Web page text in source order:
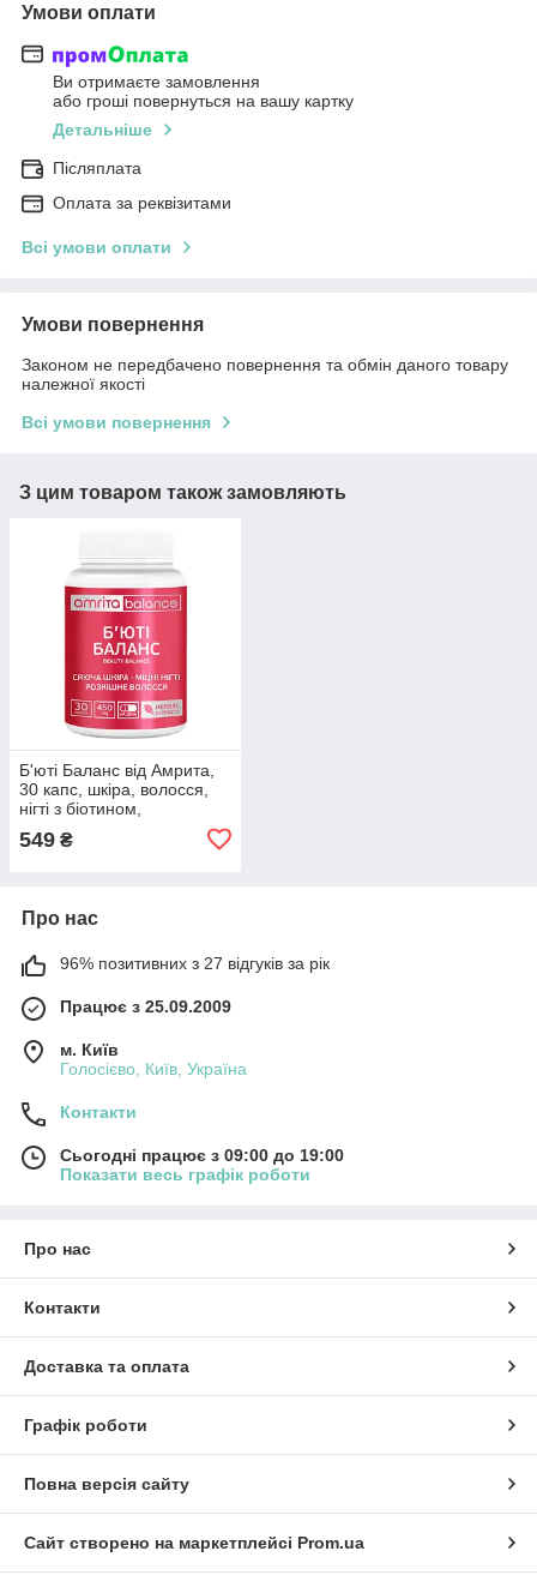
Умови оплати
Ви отримаєте замовлення
або гроші повернуться на вашу картку
Детальніше
Післяплата
Оплата за реквізитами
Всі умови оплати
Умови повернення
Законом не передбачено повернення та обмін даного товару
належної якості
Всі умови повернення
З цим товаром також замовляють
Б'юті Баланс від Амрита,
30 капс, шкіра, волосся,
нігті з біотином,
549 ₴
Про нас
96% позитивних з 27 відгуків за рік
Працює з 25.09.2009
м. Київ
Голосієво, Київ, Україна
Контакти
Сьогодні працює з 09:00 до 19:00
Показати весь графік роботи
Про нас
Контакти
Доставка та оплата
Графік роботи
Повна версія сайту
Сайт створено на маркетплейсі Prom.ua